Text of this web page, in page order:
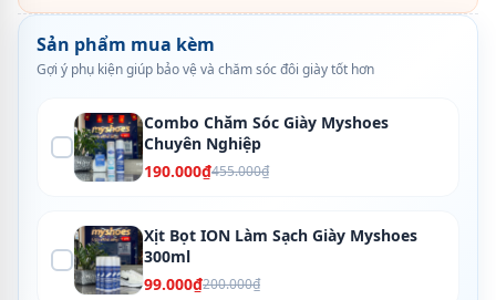
Sản phẩm mua kèm
Gợi ý phụ kiện giúp bảo vệ và chăm sóc đôi giày tốt hơn
Combo Chăm Sóc Giày Myshoes
Chuyên Nghiệp
190.000₫455.000₫
Xịt Bọt ION Làm Sạch Giày Myshoes
300ml
99.000₫200.000₫